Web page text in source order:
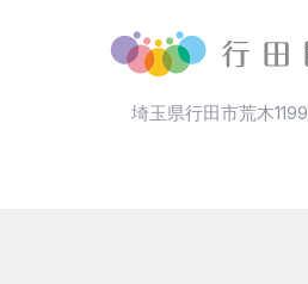
埼玉県行田市荒木1199